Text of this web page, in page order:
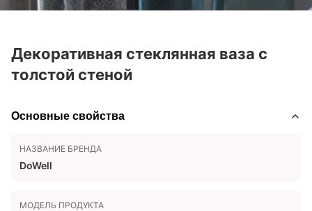
Декоративная стеклянная ваза с
толстой стеной
Основные свойства
НАЗВАНИЕ БРЕНДА
DoWell
МОДЕЛЬ ПРОДУКТА